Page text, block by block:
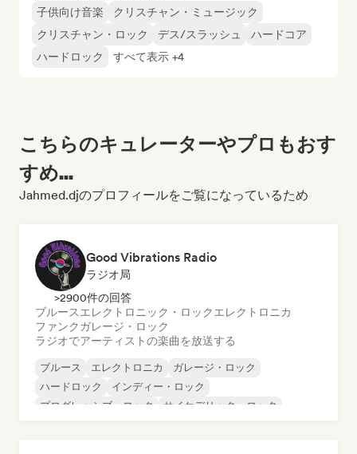
子供向け音楽
クリスチャン・ミュージック
クリスチャン・ロック
デス/スラッシュ
ハードコア
ハードロック
すべて表示 +4
こちらのキュレーターやプロもおす
すめ...
Jahmed.djのプロフィールをご覧になっているため
Good Vibrations Radio
ラジオ局
>2900件の回答
ブルースエレクトロニック・ロックエレクトロニカ
ファンクガレージ・ロック
ラジオでアーティストの楽曲を放送する
ブルース エレクトロニカ
ガレージ・ロック
ハードロック
インディー・ロック
プログレッシブ・ロック
サイケデリック・ロック